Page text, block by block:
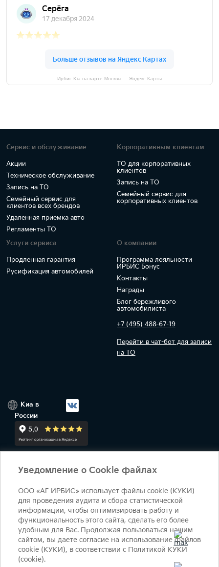
Ирбис Kia на карте Москвы — Яндекс Карты
Сервис и обслуживание
Акции
Техническое обслуживание
Запись на ТО
Семейный сервис для
клиентов всех брендов
Удаленная приемка авто
Регламенты ТО
Корпоративным клиентам
ТО для корпоративных
клиентов
Запись на ТО
Семейный сервис для
корпоративных клиентов
Услуги сервиса
Продленная гарантия
Русификация автомобилей
О компании
Программа лояльности
ИРБИС Бонус
Контакты
Награды
Блог бережливого
автомобилиста
+7 (495) 488-67-19
Перейти в чат-бот для записи
на ТО
Киа в
России
+7 (495) 644-18-18ежедневно 09:00 - 21:00salon@irbis-auto.ru
Условия оказания услуг
© 2026 Студеный пр-д, 7Б - 90 км МКАД, внутренняя
сторона​
ОФИЦИАЛЬНЫЙ ДИЛЕР КИА Ирбис
Политика конфиденциальности Политика КУКИ (cookie)
Уведомление о Cookie файлах
ООО «АГ ИРБИС» использует файлы cookie (КУКИ)
для проведения аудита и сбора статистической
информации, чтобы оптимизировать работу и
функциональность этого сайта, сделать его более
удобным для Вас. Продолжая пользоваться нашим
сайтом, вы даете согласие на использование файлов
cookie (КУКИ), в соответствии с Политикой КУКИ
(cookie).